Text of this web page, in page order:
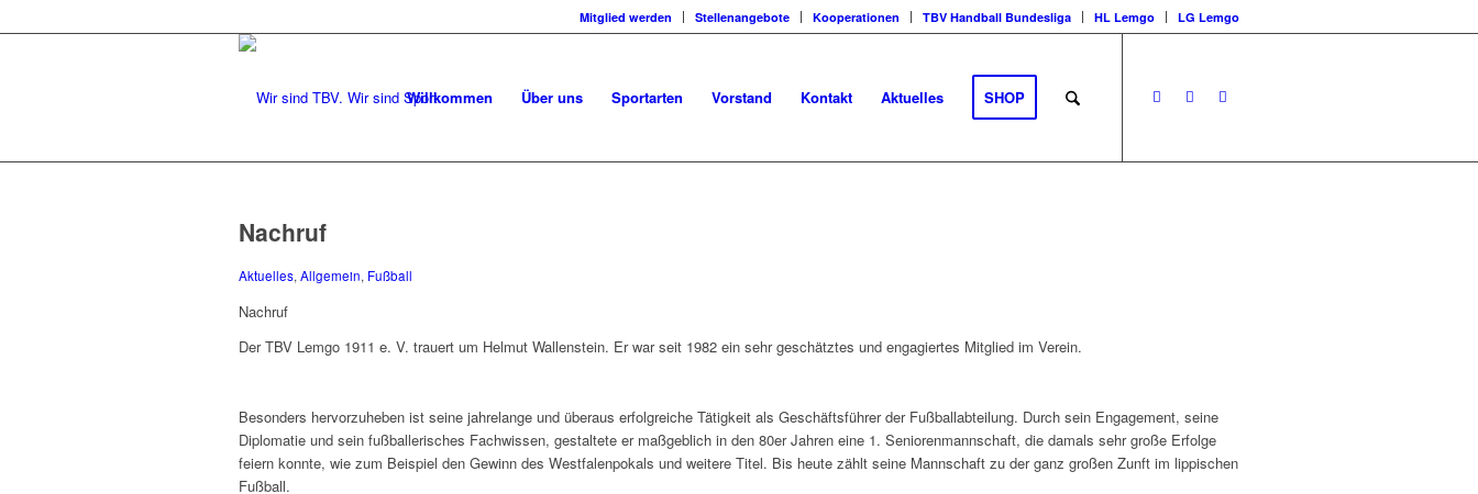
Mitglied werden Stellenangebote Kooperationen TBV Handball Bundesliga HL Lemgo LG Lemgo
Willkommen Über uns Sportarten Vorstand Kontakt Aktuelles SHOP
Nachruf
Aktuelles, Allgemein, Fußball
Nachruf
Der TBV Lemgo 1911 e. V. trauert um Helmut Wallenstein. Er war seit 1982 ein sehr geschätztes und engagiertes Mitglied im Verein.
Besonders hervorzuheben ist seine jahrelange und überaus erfolgreiche Tätigkeit als Geschäftsführer der Fußballabteilung. Durch sein Engagement, seine
Diplomatie und sein fußballerisches Fachwissen, gestaltete er maßgeblich in den 80er Jahren eine 1. Seniorenmannschaft, die damals sehr große Erfolge
feiern konnte, wie zum Beispiel den Gewinn des Westfalenpokals und weitere Titel. Bis heute zählt seine Mannschaft zu der ganz großen Zunft im lippischen
Fußball.